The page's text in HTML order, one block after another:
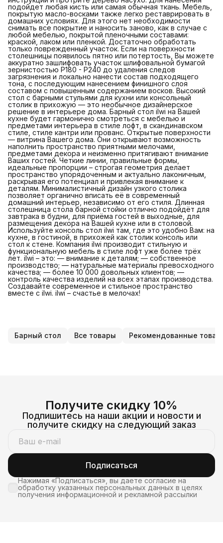
подойдет любая кисть или самая обычная ткань. Мебель,
покрытую масло-восками также легко реставрировать в
домашних условиях. Для этого нет необходимости
снимать все покрытие и наносить заново, как в случае с
любой мебелью, покрытой пленочными составами:
краской, лаком или пленкой. Достаточно обработать
только поврежденный участок. Если на поверхности
столешницы появилось пятно или потертость, Вы можете
аккуратно зашлифовать участок шлифовальной бумагой
зернистостью P180 - P240 до удаления следов
загрязнения и локально нанести состав подходящего
тона, с последующим нанесением финишного слоя
составом с повышенным содержанием восков. Высокий
стол с барными стульями для кухни или консольный
столик в прихожую — это необычное дизайнерское
решение в интерьере дома. Барный стол ilwi на Вашей
кухне будет гармонично смотреться с мебелью и
предметами интерьера в стиле лофт, в скандинавском
стиле, стиле кантри или прованс. Открытые поверхности
— витрина Вашего дома. Они открывают возможность
наполнить пространство приятными мелочами,
предметами декора и неизменно притягивают внимание
Ваших гостей. Четкие линии, правильные формы,
идеальные пропорции – строгая геометрия делает
пространство упорядоченным и актуально лаконичным,
раскрывая его потенциал и привлекая внимание к
деталям. Минималистичный дизайн узкого столика
позволяет органично вписать её в современный
домашний интерьер, независимо от его стиля. Длинная
столешница стола барной стойки отлично подойдёт для
завтрака в будни, для приёма гостей в выходные, для
размещения декора на Вашей кухне или в столовой.
Используйте консоль стол ilwi там, где это удобно Вам: на
кухне, в гостиной, в прихожей как столик консоль или
стол к стене. Компания ilwi производит стильную и
функциональную мебель в стиле лофт уже более трёх
лет. ilwi – это: — внимание к деталям; — собственное
производство; — натуральные материалы превосходного
качества; — более 10 000 довольных клиентов; —
контроль качества изделий на всех этапах производства.
Создавайте современное и стильное пространство
вместе с ilwi. ilwi – счастье в мелочах!
Барный стол Все товары Рекомендованные
Получите скидку 10%
Подпишитесь на наши акции и новости и
получите скидку на следующий заказ
Подписаться
Нажимая «Подписаться», вы даете согласие на
обработку указанных персональных данных в целях
получения информационной и рекламной рассылки